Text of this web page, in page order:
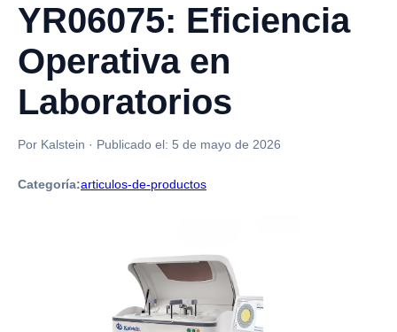
YR06075: Eficiencia
Operativa en
Laboratorios
Por Kalstein · Publicado el: 5 de mayo de 2026
Categoría:articulos-de-productos